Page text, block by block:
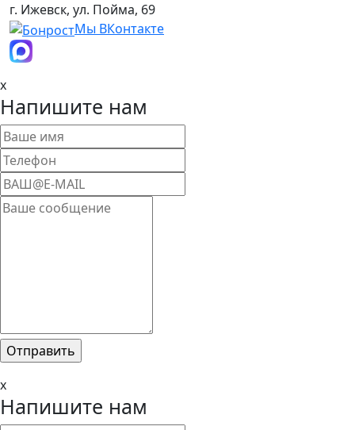
г. Ижевск, ул. Пойма, 69
Мы ВКонтакте
x
Напишите нам
x
Напишите нам